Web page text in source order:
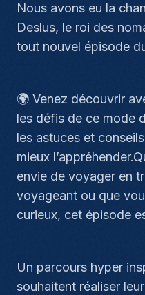
Nous avons eu la
Deslus, le roi des
tout nouvel épisode
🌍 Venez découvrir
les défis de ce mode
les astuces et
mieux
envie de voyager en
voyageant ou que
curieux, cet épisode
Un parcours hyper
souhaitent réaliser